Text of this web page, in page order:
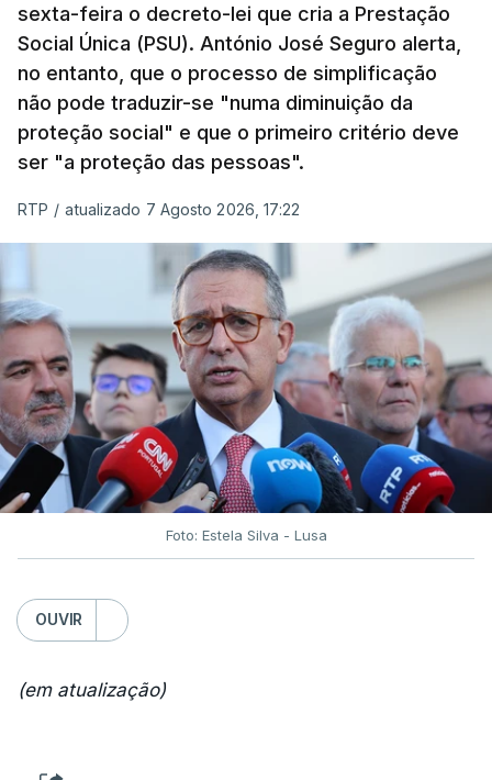
sexta-feira o decreto-lei que cria a Prestação
Social Única (PSU). António José Seguro alerta,
no entanto, que o processo de simplificação
não pode traduzir-se "numa diminuição da
proteção social" e que o primeiro critério deve
ser "a proteção das pessoas".
RTP / atualizado 7 Agosto 2026, 17:22
Foto: Estela Silva - Lusa
OUVIR
(em atualização)